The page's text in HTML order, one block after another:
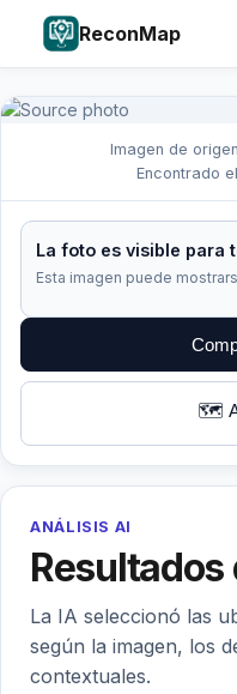
ReconMap
Imagen de
Encontrado
La foto es visible para
Esta imagen puede
🗺️
ANÁLISIS AI
La IA seleccionó las
según la imagen, los
contextuales.